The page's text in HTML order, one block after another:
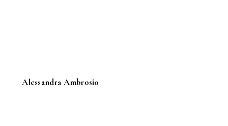
Alessandra Ambrosio